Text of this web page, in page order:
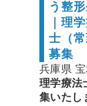
う整
｜理
士（
募集
兵庫県
理学療法
集いたし